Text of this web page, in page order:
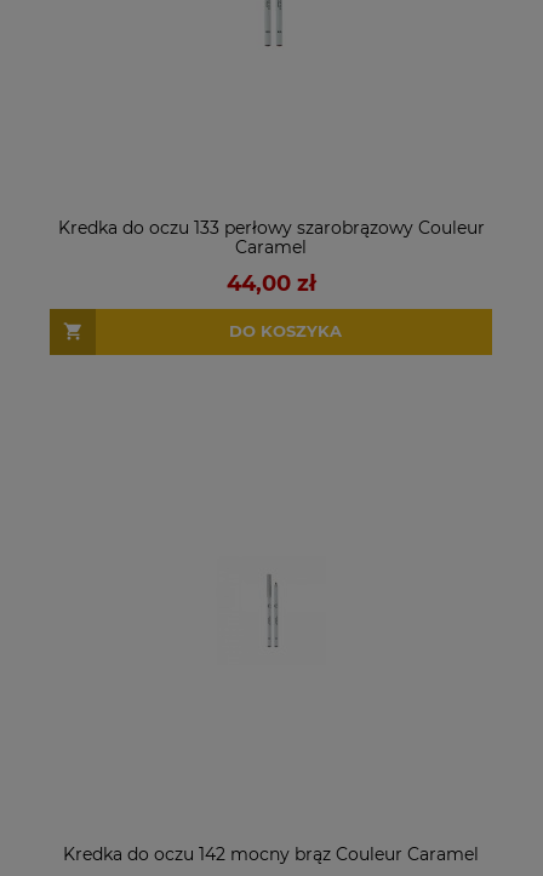
Kredka do oczu 133 perłowy szarobrązowy Couleur
Caramel
44,00 zł
DO KOSZYKA
Kredka do oczu 142 mocny brąz Couleur Caramel